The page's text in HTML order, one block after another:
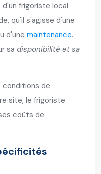
d'un frigoriste local
qu'il s'agisse d'une
d'une maintenance.
sa disponibilité et sa
conditions de
site, le frigoriste
coûts de